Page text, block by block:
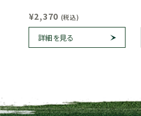
¥2,370 (税込)
詳細を見る